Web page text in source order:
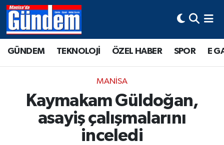
GÜNDEM TEKNOLOJİ ÖZEL HABER SPOR E
MANİSA
Kaymakam Güldoğan,
asayiş çalışmalarını
inceledi
Manisa Hava Durumu
Tüm Manşetler
Son Dakika Haberleri